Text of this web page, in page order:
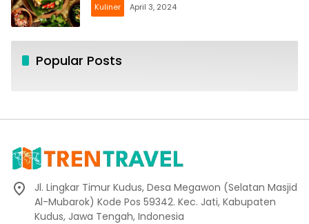
Kuliner April 3, 2024
Popular Posts
Jl. Lingkar Timur Kudus, Desa Megawon (Selatan Masjid
Al-Mubarok) Kode Pos 59342. Kec. Jati, Kabupaten
Kudus, Jawa Tengah, Indonesia